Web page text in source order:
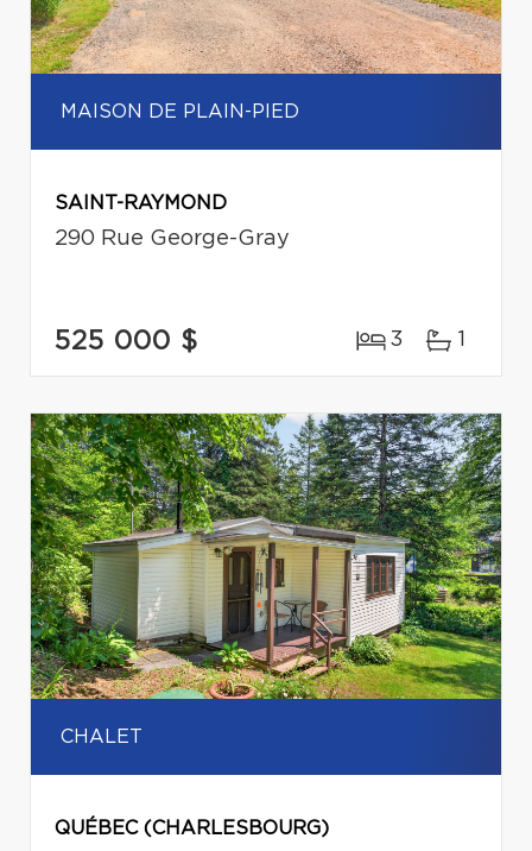
MAISON DE PLAIN-PIED
SAINT-RAYMOND
290 Rue George-Gray
525 000 $ 3 1
CHALET
QUÉBEC (CHARLESBOURG)